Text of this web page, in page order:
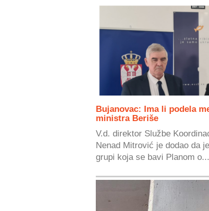
Bujanovac: Ima li podela
ministra Beriše
V.d. direktor Službe
Nenad Mitrović je dodao da
grupi koja se bavi Planom o...